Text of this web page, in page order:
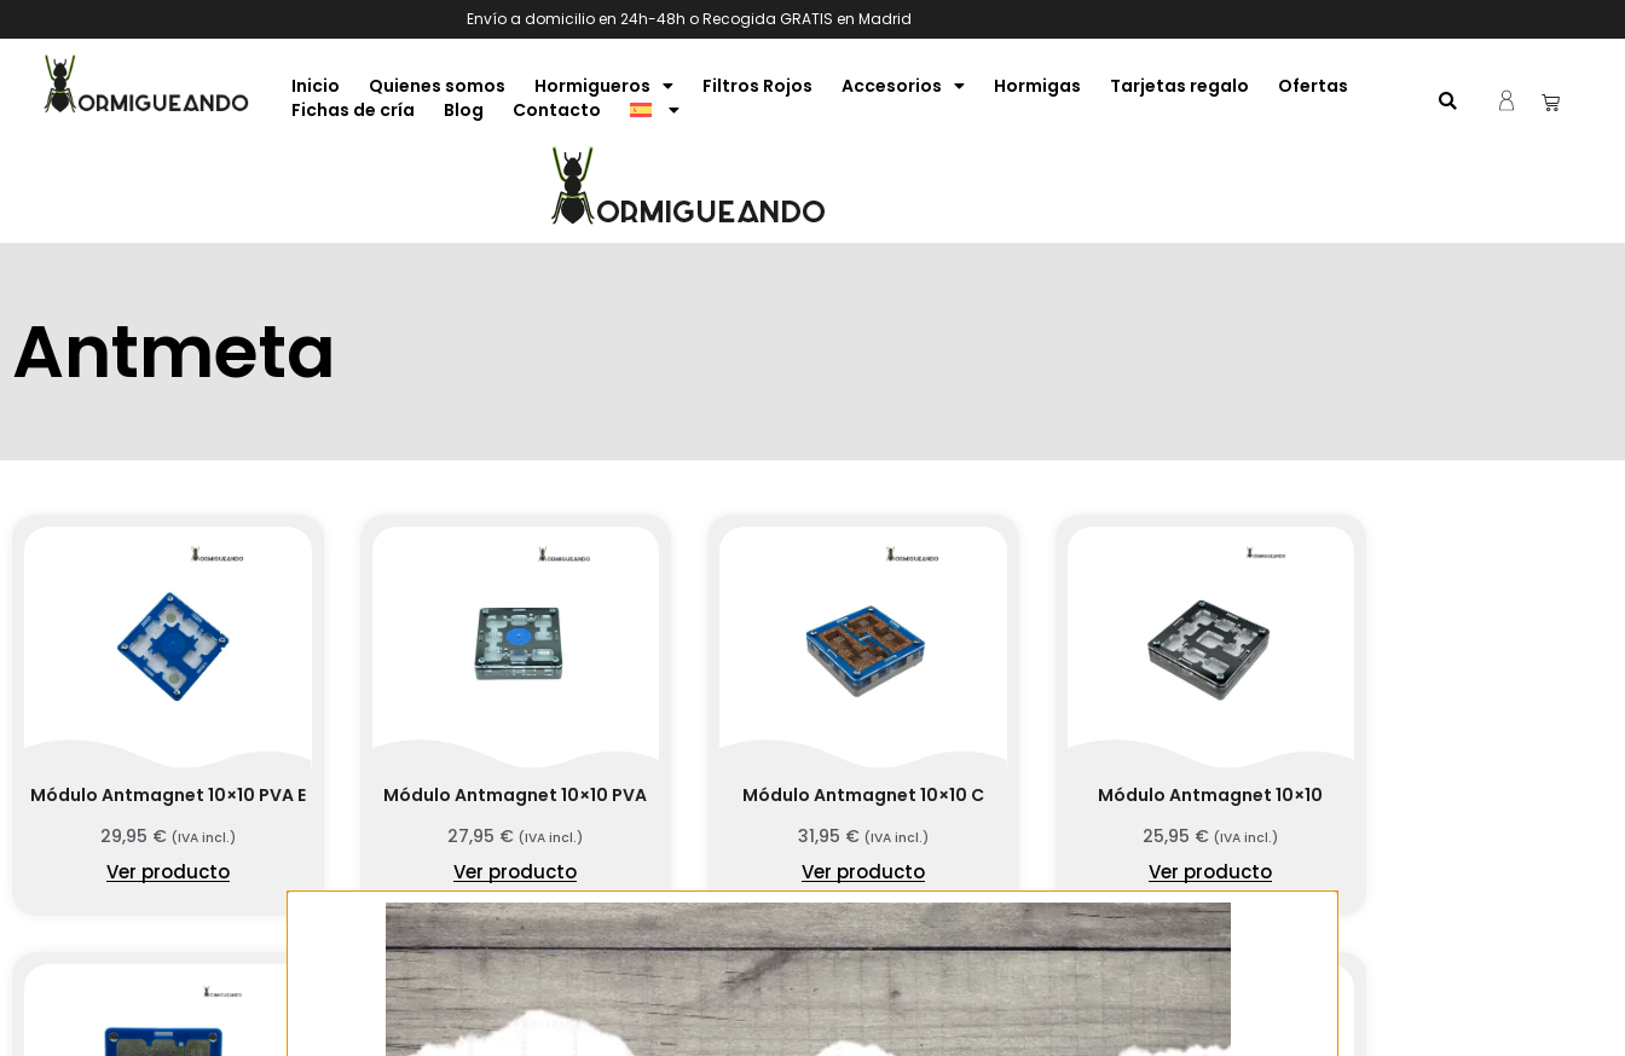
Envío a domicilio en 24h-48h o Recogida GRATIS en Madrid
Inicio Quienes somos Hormigueros Filtros Rojos Accesorios Hormigas Tarjetas regalo
Ofertas
Fichas de cría
Blog Contacto
Antmeta
Módulo Antmagnet 10×10 PVA E
29,95 € (IVA incl.)
Ver producto
Módulo Antmagnet 10×10 PVA
27,95 € (IVA incl.)
Ver producto
Módulo Antmagnet 10×10 C
31,95 € (IVA incl.)
Ver producto
Módulo Antmagnet 10×10
25,95 € (IVA incl.)
Ver producto